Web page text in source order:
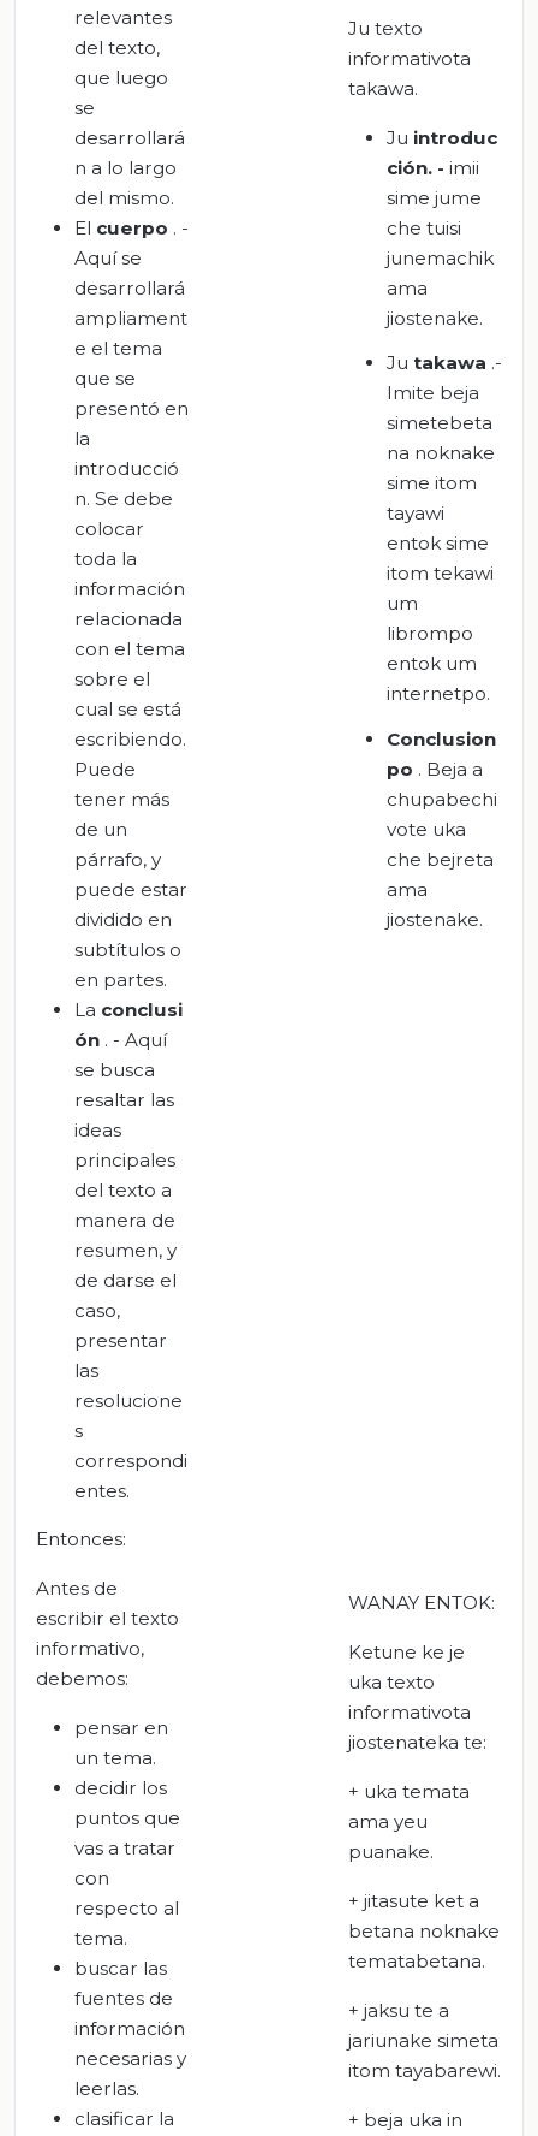
relevantes
del texto,
que luego
se
desarrollará
n a lo largo
del mismo.
El cuerpo . -
Aquí se
desarrollará
ampliament
e el tema
que se
presentó en
la
introducció
n. Se debe
colocar
toda la
información
relacionada
con el tema
sobre el
cual se está
escribiendo.
Puede
tener más
de un
párrafo, y
puede estar
dividido en
subtítulos o
en partes.
La conclusi
ón . - Aquí
se busca
resaltar las
ideas
principales
del texto a
manera de
resumen, y
de darse el
caso,
presentar
las
resolucione
s
correspondi
entes.
Ju texto
informativota
takawa.
Ju introduc
ción. - imii
sime jume
che tuisi
junemachik
ama
jiostenake.
Ju takawa .-
Imite beja
simetebeta
na noknake
sime itom
tayawi
entok sime
itom tekawi
um
librompo
entok um
internetpo.
Conclusion
po . Beja a
chupabechi
vote uka
che bejreta
ama
jiostenake.
Entonces:
Antes de
escribir el texto
informativo,
debemos:
pensar en
un tema.
decidir los
puntos que
vas a tratar
con
respecto al
tema.
buscar las
fuentes de
información
necesarias y
leerlas.
clasificar la
WANAY ENTOK:
Ketune ke je
uka texto
informativota
jiostenateka te:
+ uka temata
ama yeu
puanake.
+ jitasute ket a
betana noknake
tematabetana.
+ jaksu te a
jariunake simeta
itom tayabarewi.
+ beja uka in